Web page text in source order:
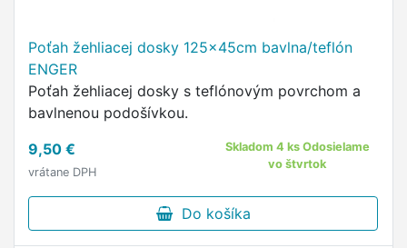
Poťah žehliacej dosky 125x45cm bavlna/teflón
ENGER
Poťah žehliacej dosky s teflónovým povrchom a
bavlnenou podošívkou.
9,50 €
vrátane DPH
Skladom 4 ks Odosielame
vo štvrtok
Do košíka